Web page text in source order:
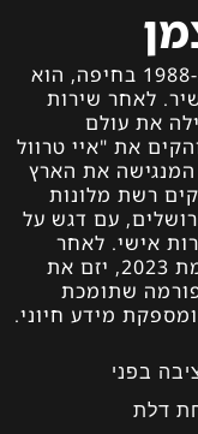
עידו הולצמן, נולד ב-1988 בחיפה, הוא
לאחר שירות
את עולם
את "איי טרוול
את הארץ
רשת מלונות
עם דגש על
אישי. לאחר
חוויות קשות במלחמת 2023, יזם את
שתומכת
מידע חיוני.
בפני
דלת